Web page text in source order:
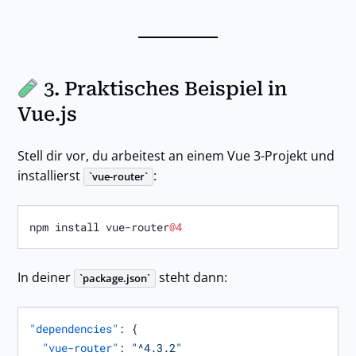
3. Praktisches Beispiel in
Vue.js
Stell dir vor, du arbeitest an einem Vue 3-Projekt und
installierst
vue-router :
npm install vue-router@4
In deiner package.json steht dann:
"dependencies" :
{
"vue-router" : "^4.3.2"